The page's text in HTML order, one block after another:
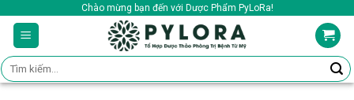
content
Chào mừng bạn đến với Dược Phẩm PyLoRa!
Tìm
kiếm: